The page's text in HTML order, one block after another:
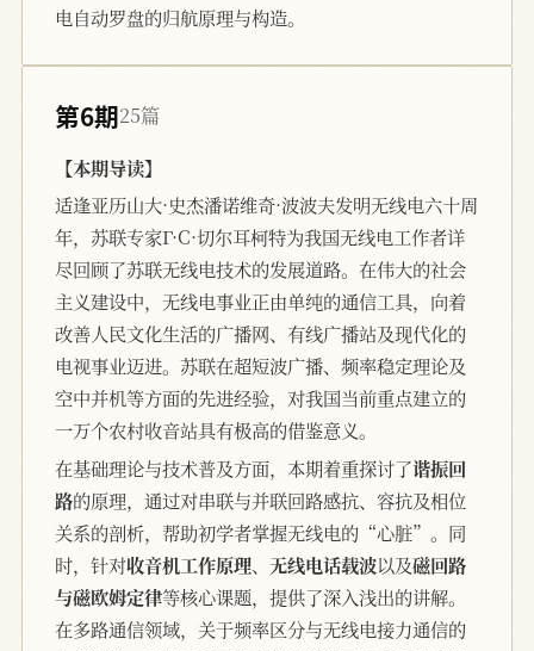
电自动罗盘的归航原理与构造。
第6期25篇
【本期导读】
适逢亚历山大·史杰潘诺维奇·波波夫发明无线电六十周
年，苏联专家Γ·C·切尔耳柯特为我国无线电工作者详
尽回顾了苏联无线电技术的发展道路。在伟大的社会
主义建设中，无线电事业正由单纯的通信工具，向着
改善人民文化生活的广播网、有线广播站及现代化的
电视事业迈进。苏联在超短波广播、频率稳定理论及
空中并机等方面的先进经验，对我国当前重点建立的
一万个农村收音站具有极高的借鉴意义。
在基础理论与技术普及方面，本期着重探讨了谐振回
路的原理，通过对串联与并联回路感抗、容抗及相位
关系的剖析，帮助初学者掌握无线电的“心脏”。同
时，针对收音机工作原理、 无线电话载波以及磁回路
与磁欧姆定律等核心课题，提供了深入浅出的讲解。
在多路通信领域，关于频率区分与无线电接力通信的